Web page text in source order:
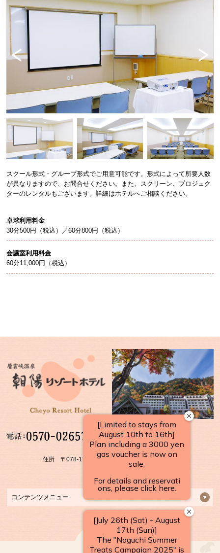
Next
スクール形式・グループ形式でご用意可能です。形式によって所要人数
が異なりますので、お問合せください。また、スクリーン、プロジェク
ターのレンタルもございます。詳細はホテルへご相談ください。
卓球利用料金
30分500円（税込）／60分800円（税込）
会議室利用料金
60分11,000円（税込）
【受付時間】
10：00～17：00
住所 〒078-1701 北海道上川郡 上川町層雲峡温泉
FAX：01658-5-3922
コンテンツメニュー